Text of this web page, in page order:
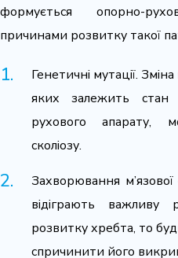
формується опорно-
причинами розвитку такої
Генетичні мутації.
яких залежить
рухового апарату,
сколіозу.
Захворювання
відіграють важливу
розвитку хребта, то
спричинити його